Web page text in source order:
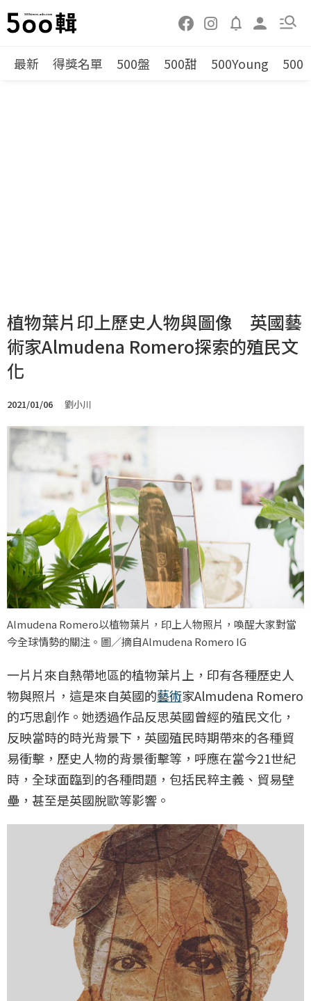
最新 得獎名單 500盤 500甜 500Young 500
植物葉片印上歷史人物與圖像 英國藝
術家Almudena Romero探索的殖民文
化
2021/01/06 劉小川
Almudena Romero以植物葉片，印上人物照片，喚醒大家對當
今全球情勢的關注。圖／摘自Almudena Romero IG
一片片來自熱帶地區的植物葉片上，印有各種歷史人
物與照片，這是來自英國的藝術家Almudena Romero
的巧思創作。她透過作品反思英國曾經的殖民文化，
反映當時的時光背景下，英國殖民時期帶來的各種貿
易衝擊，歷史人物的背景衝擊等，呼應在當今21世紀
時，全球面臨到的各種問題，包括民粹主義、貿易壁
壘，甚至是英國脫歐等影響。